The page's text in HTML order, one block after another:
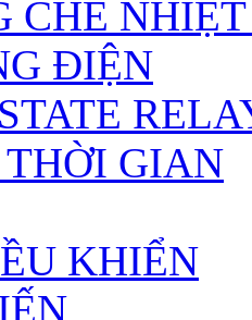
CHẾ
ĐIỆN
GIAN
KHIỂN